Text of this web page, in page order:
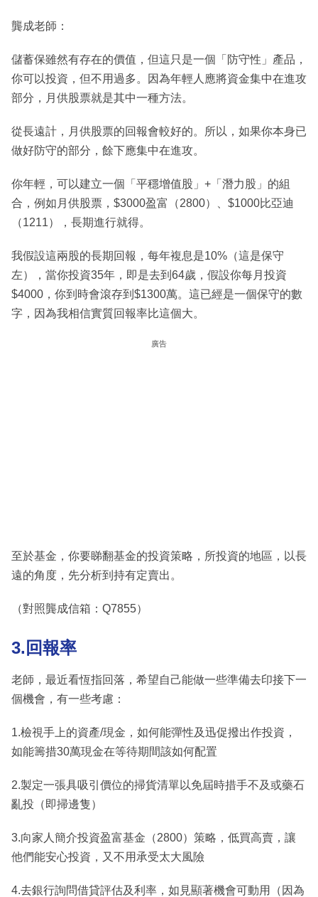
龔成老師：
儲蓄保雖然有存在的價值，但這只是一個「防守性」產品，
你可以投資，但不用過多。因為年輕人應將資金集中在進攻
部分，月供股票就是其中一種方法。
從長遠計，月供股票的回報會較好的。所以，如果你本身已
做好防守的部分，餘下應集中在進攻。
你年輕，可以建立一個「平穩增值股」+「潛力股」的組
合，例如月供股票，$3000盈富（2800）、$1000比亞迪
（1211），長期進行就得。
我假設這兩股的長期回報，每年複息是10%（這是保守
左），當你投資35年，即是去到64歲，假設你每月投資
$4000，你到時會滾存到$1300萬。這已經是一個保守的數
字，因為我相信實質回報率比這個大。
廣告
至於基金，你要睇翻基金的投資策略，所投資的地區，以長
遠的角度，先分析到持有定賣出。
（對照龔成信箱：Q7855）
3.回報率
老師，最近看恆指回落，希望自己能做一些準備去印接下一
個機會，有一些考慮：
1.檢視手上的資產/現金，如何能彈性及迅促撥出作投資，
如能籌措30萬現金在等待期間該如何配置
2.製定一張具吸引價位的掃貨清單以免屆時措手不及或藥石
亂投（即掃邊隻）
3.向家人簡介投資盈富基金（2800）策略，低買高賣，讓
他們能安心投資，又不用承受太大風險
4.去銀行詢問借貸評估及利率，如見顯著機會可動用（因為